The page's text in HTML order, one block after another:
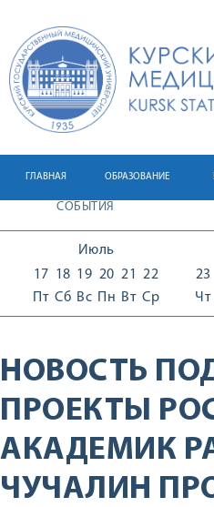
ГЛАВНАЯ ОБРАЗОВАНИЕ
СОБЫТИЯ
Июль
17
Пт
18
Сб
19
Вс
20
Пн
21
Вт
22
Ср
23
Чт
НОВОСТЬ
ПРОЕКТЫ
АКАДЕМИК
ЧУЧАЛИН